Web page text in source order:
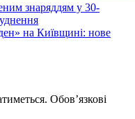
знаряддям у 30-
на Київщині: нове
Обов’язкові